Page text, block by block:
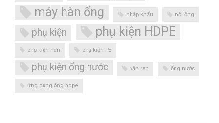
máy hàn ống nhập khẩu nối ống
phụ kiện phụ kiện HDPE
phụ kiện hàn phụ kiện PE
phụ kiện ống nước vặn ren ống nước
ứng dụng ống hdpe